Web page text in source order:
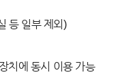
등 일부 제외)
치에 동시 이용 가능